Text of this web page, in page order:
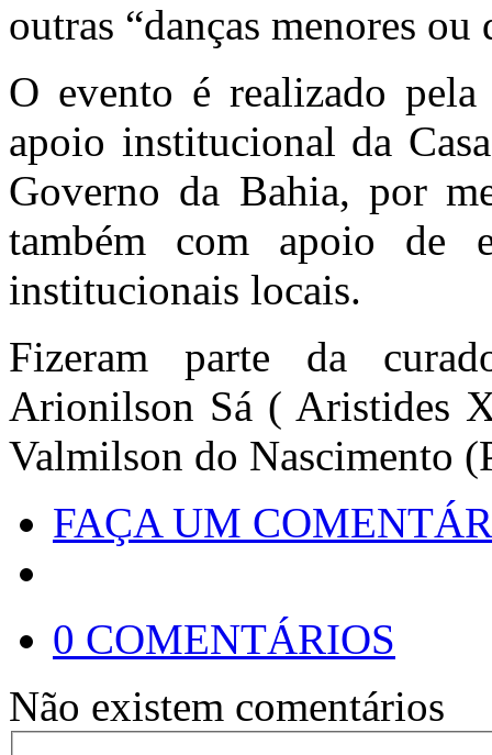
outras “danças menores ou
O evento é realizado
apoio institucional da
Governo da Bahia, por
também com apoio de
institucionais locais.
Fizeram parte da
Arionilson Sá ( Aristides
Valmilson do Nascimento
FAÇA UM
0 COMENTÁRIOS
Não existem comentários